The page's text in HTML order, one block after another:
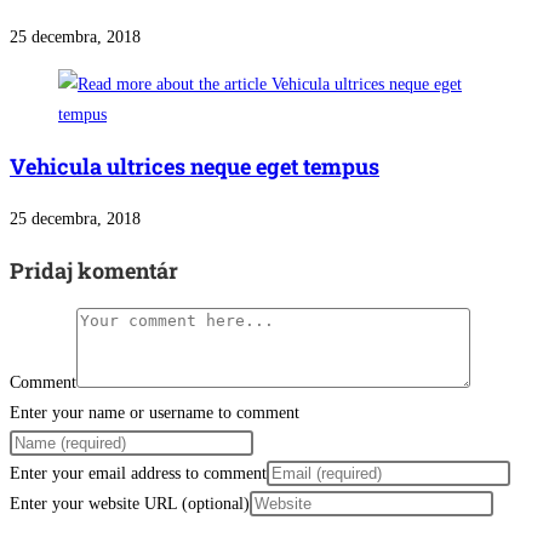
25 decembra, 2018
Vehicula ultrices neque eget tempus
25 decembra, 2018
Pridaj komentár
Comment
Enter your name or username to comment
Enter your email address to comment
Enter your website URL (optional)